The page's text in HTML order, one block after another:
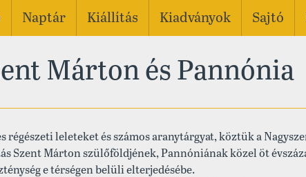
Naptár Kiállítás Kiadványok Sajtó
Márton és Pannónia
régészeti leleteket és számos aranytárgyat, köztük a
Szent Márton szülőföldjének, Pannóniának közel öt
e térségen belüli elterjedésébe.